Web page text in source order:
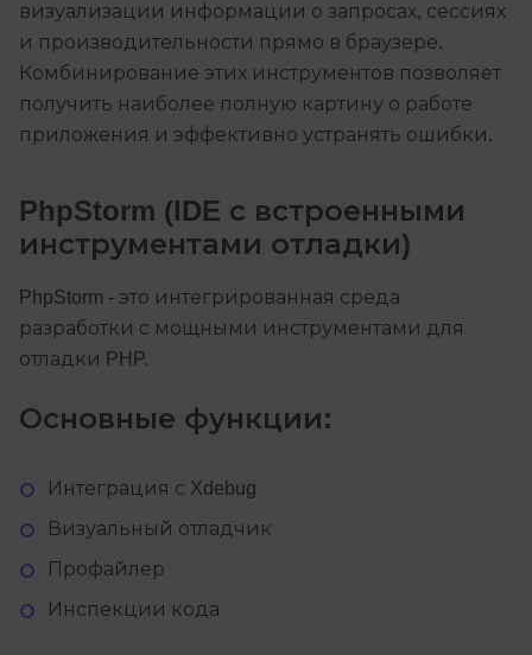
визуализации информации о запросах, сессиях
и производительности прямо в браузере.
Комбинирование этих инструментов позволяет
получить наиболее полную картину о работе
приложения и эффективно устранять ошибки.
PhpStorm (IDE с встроенными
инструментами отладки)
PhpStorm - это интегрированная среда
разработки с мощными инструментами для
отладки PHP.
Основные функции:
Интеграция с Xdebug
Визуальный отладчик
Профайлер
Инспекции кода